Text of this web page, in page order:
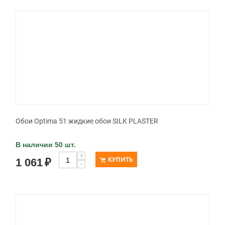
Обои Optima 51 жидкие обои SILK PLASTER
В наличии 50 шт.
1 061₽
+
−
КУПИТЬ